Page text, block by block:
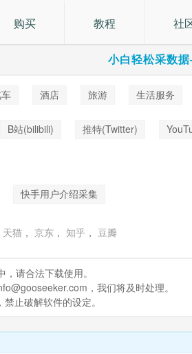
购买 教程 社
小白轻松采数
酒店 旅游 生活服务
B站(bilibili) 推特(Twitter)
快手用户介绍采集
天猫 ， 京东 ， 知乎 ， 豆瓣
请合法下载使用。
，我们将及时处理。
止破解软件的设定。